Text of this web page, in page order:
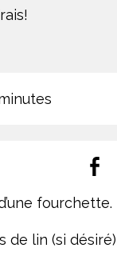
fourchette.
de lin (si